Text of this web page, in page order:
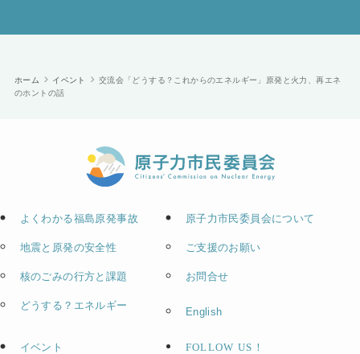
ホーム イベント
交流会「どうする？これからのエネルギー」原発と火力、再エネ
のホントの話
よくわかる福島原発事故
地震と原発の安全性
核のごみの行方と課題
どうする？エネルギー
イベント
原子力市民委員会について
ご支援のお願い
お問合せ
English
FOLLOW US！